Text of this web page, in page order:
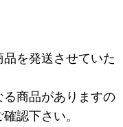
を発送させていた
商品がありますの
認下さい。